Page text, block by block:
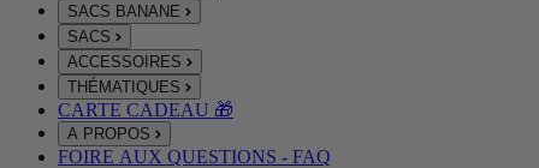
SACS BANANE
SACS
ACCESSOIRES
THÉMATIQUES
CARTE CADEAU 🎁
A PROPOS
FOIRE AUX QUESTIONS - FAQ